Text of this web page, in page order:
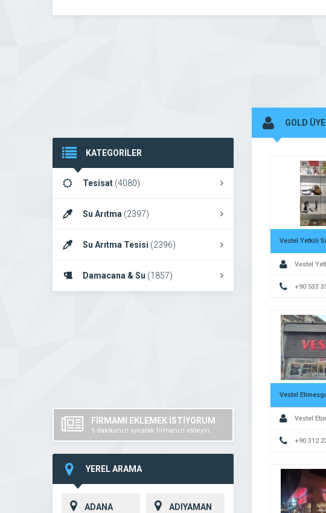
KATEGORİLER
Tesisat (4080)
Su Arıtma (2397)
Su Arıtma Tesisi (2396)
Damacana & Su (1857)
FİRMAMI EKLEMEK İSTİYORUM
5 dakikanızı ayırarak firmanızı ekleyin..
YEREL ARAMA
ADANA ADIYAMAN
GOLD
Vestel
Mağazası
+90 533
Vestel
Yetkili Satış
+90 312